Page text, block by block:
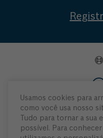
Usamos cookies para
como você usa nosso
Tudo para tornar a sua
possível. Para